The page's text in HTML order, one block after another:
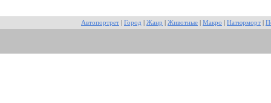
Автопортрет Город Жанр Животные Макро Натюрморт